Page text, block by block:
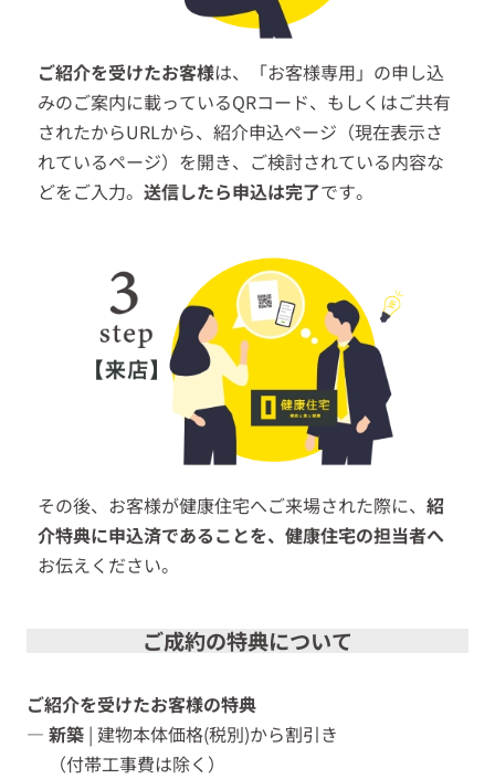
ご紹介を受けたお客様は、「お客様専用」の申し込
みのご案内に載っているQRコード、もしくはご共有
されたからURLから、紹介申込ページ（現在表示さ
れているページ）を開き、ご検討されている内容な
どをご入力。 送信したら申込は完了です。
その後、お客様が健康住宅へご来場された際に、 紹
介特典に申込済であることを、健康住宅の担当者へ
お伝えください。
ご成約の特典について
ご紹介を受けたお客様の特典
― 新築 | 建物本体価格(税別)から割引き
（付帯工事費は除く）